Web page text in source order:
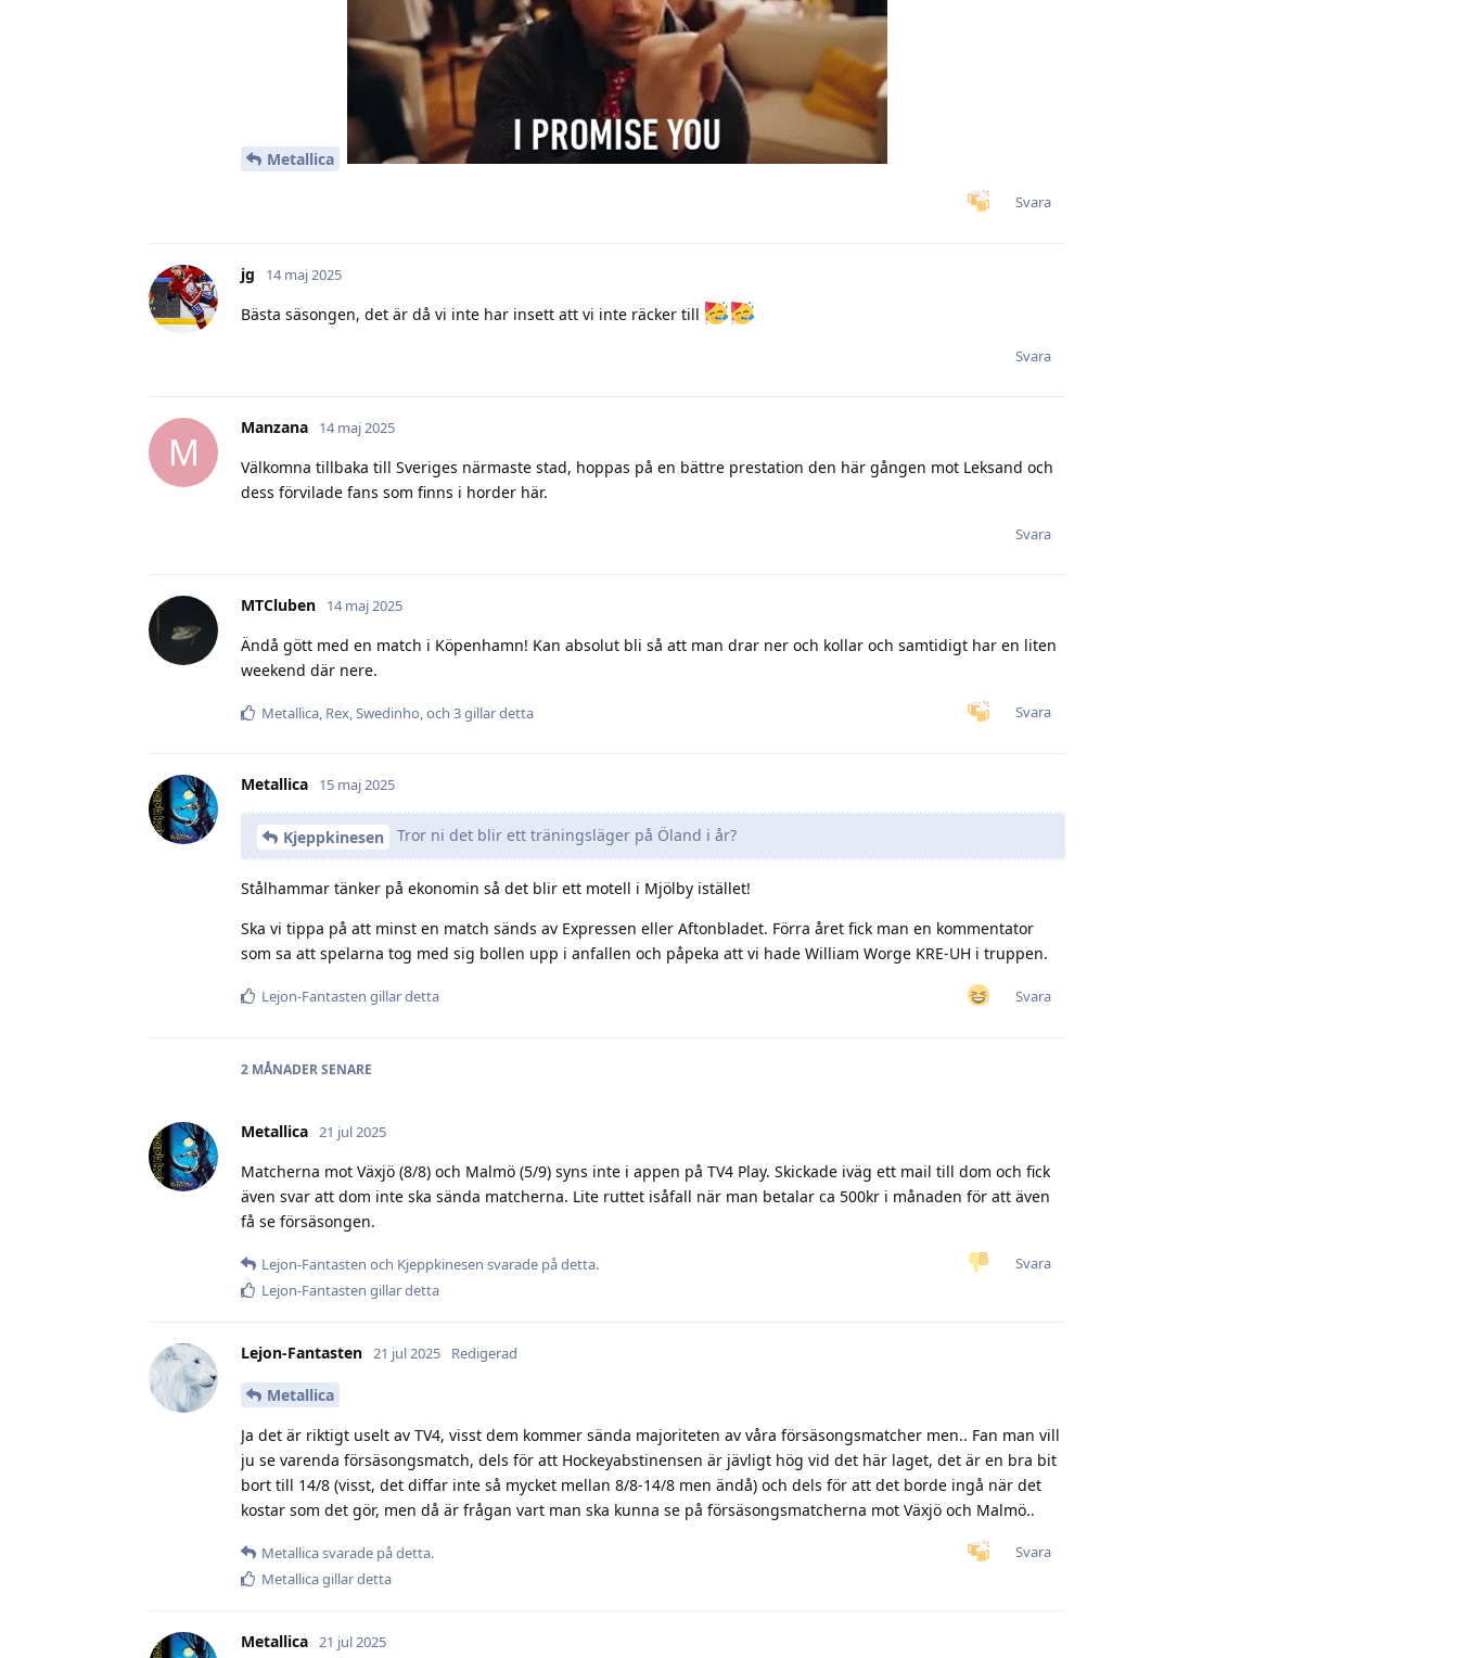
Metallica
Svara
jg 14 maj 2025
Bästa säsongen, det är då vi inte har insett att vi inte räcker till
Svara
M
Manzana 14 maj 2025
Välkomna tillbaka till Sveriges närmaste stad, hoppas på en bättre prestation den här gången mot Leksand och
dess förvilade fans som finns i horder här.
Svara
MTCluben 14 maj 2025
Ändå gött med en match i Köpenhamn! Kan absolut bli så att man drar ner och kollar och samtidigt har en liten
weekend där nere.
Svara
Metallica, Rex,Swedinho, och 3gillar detta
Metallica 15 maj 2025
Kjeppkinesen Tror ni det blir ett träningsläger på Öland i år?
Stålhammar tänker på ekonomin så det blir ett motell i Mjölby istället!
Ska vi tippa på att minst en match sänds av Expressen eller Aftonbladet. Förra året fick man en kommentator
som sa att spelarna tog med sig bollen upp i anfallen och påpeka att vi hade William Worge KRE-UH i truppen.
Svara
Lejon-Fantasten gillar detta
2 MÅNADERSENARE
Metallica 21 jul 2025
Matcherna mot Växjö (8/8) och Malmö (5/9) syns inte i appen på TV4 Play. Skickade iväg ett mail till dom och fick
även svar att dom inte ska sända matcherna. Lite ruttet isåfall när man betalar ca 500kr i månaden för att även
få se försäsongen.
Svara
Lejon-Fantasten och Kjeppkinesen svarade på detta.
Lejon-Fantasten gillar detta
Lejon-Fantasten 21 jul 2025 Redigerad
Metallica
Ja det är riktigt uselt av TV4, visst dem kommer sända majoriteten av våra försäsongsmatcher men.. Fan man vill
ju se varenda försäsongsmatch, dels för att Hockeyabstinensen är jävligt hög vid det här laget, det är en bra bit
bort till 14/8 (visst, det diffar inte så mycket mellan 8/8-14/8 men ändå) och dels för att det borde ingå när det
kostar som det gör, men då är frågan vart man ska kunna se på försäsongsmatcherna mot Växjö och Malmö..
Svara
Metallicasvarade på detta.
Metallicagillar detta
Metallica 21 jul 2025